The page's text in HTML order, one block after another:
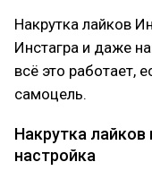
Накрутка лайков
Инстагра и даже
всё это работает,
самоцель.
Накрутка лайков
настройка